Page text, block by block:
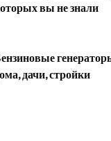
вы не знали
дачи, стройки